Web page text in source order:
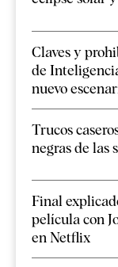
Claves y
de
nuevo
Trucos
negras de las
Final
película con
en Netflix